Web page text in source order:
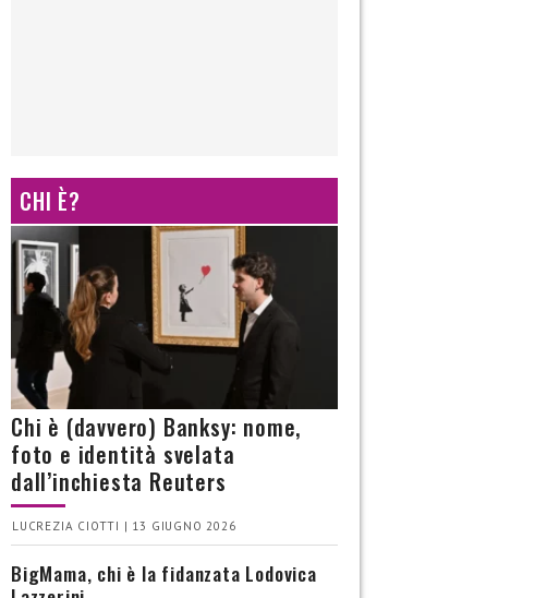
CHI È?
Chi è (davvero) Banksy: nome,
foto e identità svelata
dall’inchiesta Reuters
LUCREZIA CIOTTI | 13 GIUGNO 2026
BigMama, chi è la fidanzata Lodovica